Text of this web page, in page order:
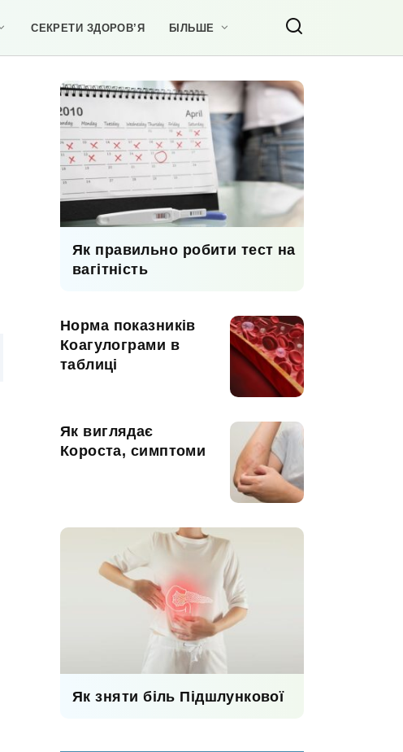
СЕКРЕТИ ЗДОРОВ’Я БІЛЬШЕ
Як правильно робити тест на
вагітність
Норма показників
Коагулограми в
таблиці
Як виглядає
Короста, симптоми
Як зняти біль Підшлункової